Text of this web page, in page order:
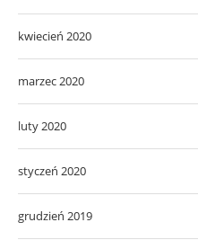
kwiecień 2020
marzec 2020
luty 2020
styczeń 2020
grudzień 2019